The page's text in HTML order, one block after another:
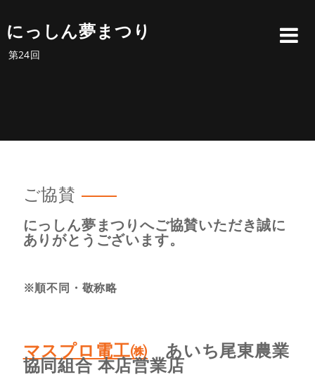
にっしん夢まつり
第24回
ご協賛
にっしん夢まつりへご協賛いただき誠に
ありがとうございます。
※順不同・敬称略
マスプロ電工㈱ あいち尾東農業
協同組合 本店営業店